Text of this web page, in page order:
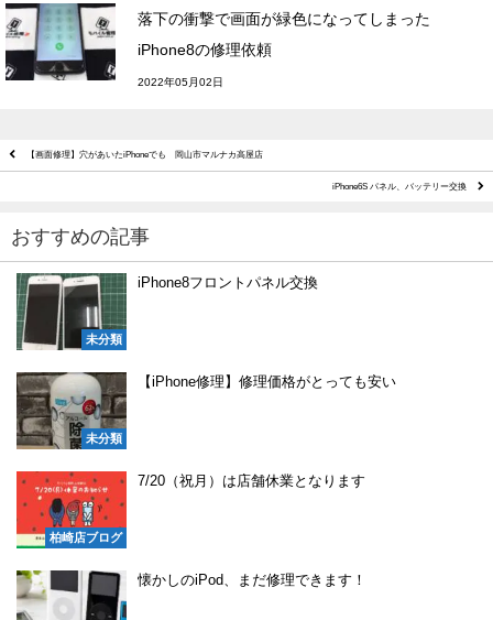
落下の衝撃で画面が緑色になってしまった
iPhone8の修理依頼
2022年05月02日
【画面修理】穴があいたiPhoneでも 岡山市マルナカ高屋店
iPhone6S パネル、バッテリー交換
おすすめの記事
未分類
iPhone8フロントパネル交換
未分類
【iPhone修理】修理価格がとっても安い
柏崎店ブログ
7/20（祝月）は店舗休業となります
懐かしのiPod、まだ修理できます！